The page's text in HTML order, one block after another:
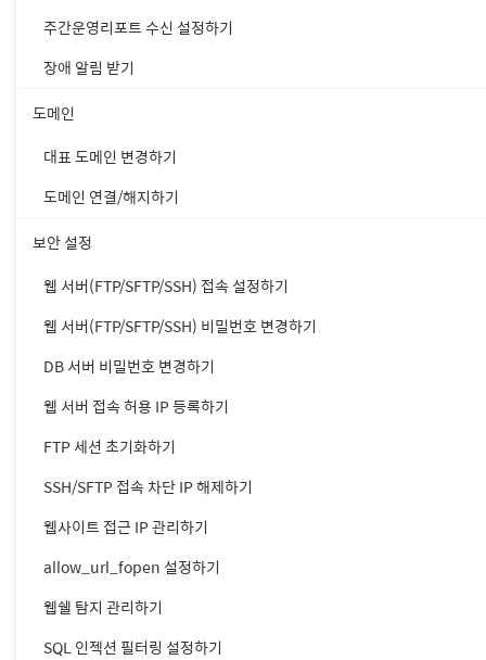
주간운영리포트 수신 설정하기
장애 알림 받기
도메인
대표 도메인 변경하기
도메인 연결/해지하기
보안 설정
웹 서버(FTP/SFTP/SSH) 접속 설정하기
웹 서버(FTP/SFTP/SSH) 비밀번호 변경하기
DB 서버 비밀번호 변경하기
웹 서버 접속 허용 IP 등록하기
FTP 세션 초기화하기
SSH/SFTP 접속 차단 IP 해제하기
웹사이트 접근 IP 관리하기
allow_url_fopen 설정하기
웹쉘 탐지 관리하기
SQL 인젝션 필터링 설정하기